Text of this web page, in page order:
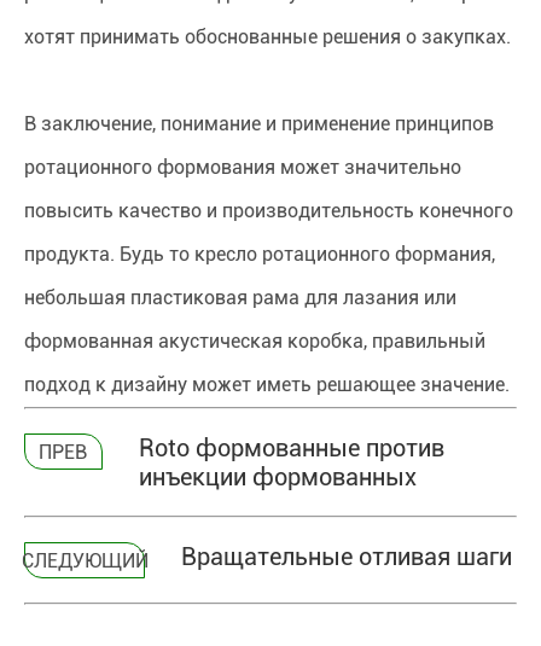
хотят принимать обоснованные решения о закупках.
В заключение, понимание и применение принципов
ротационного формования может значительно
повысить качество и производительность конечного
продукта. Будь то кресло ротационного формания,
небольшая пластиковая рама для лазания или
формованная акустическая коробка, правильный
подход к дизайну может иметь решающее значение.
ПРЕВ
Roto формованные против
инъекции формованных
СЛЕДУЮЩИЙ Вращательные отливая шаги